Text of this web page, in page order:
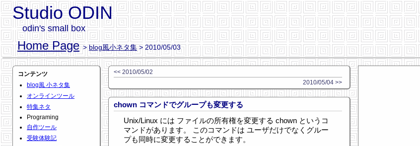
Studio ODIN
odin's small box
Home Page >blog風小ネタ集> 2010/05/03
コンテンツ
blog風 小ネタ集
オンラインツール
特集ネタ
Programing
自作ツール
受験体験記
<< 2010/05/02
2010/05/04 >>
chown コマンドでグループも変更する
Unix/Linux には ファイルの所有権を変更する chown というコ
マンドがあります。 このコマンドは ユーザだけでなくグルー
プも同時に変更することができます。